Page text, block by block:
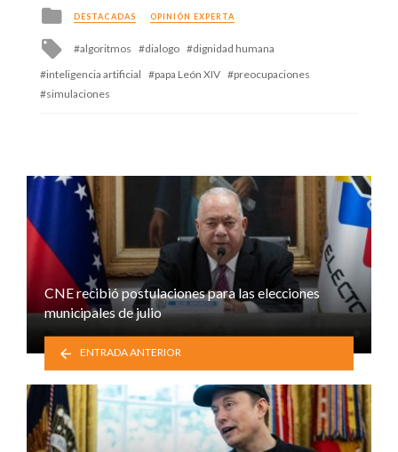
Posted
in
DESTACADAS OPINIÓN EXPERTA
Tagged
with
algoritmos dialogo
dignidad humana
inteligencia artificial
papa León XIV
preocupaciones
simulaciones
CNE recibió postulaciones para las elecciones
municipales de julio
ENTRADA ANTERIOR